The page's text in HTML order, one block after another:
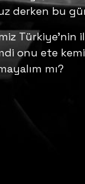
derken bu
onu ete
mı?